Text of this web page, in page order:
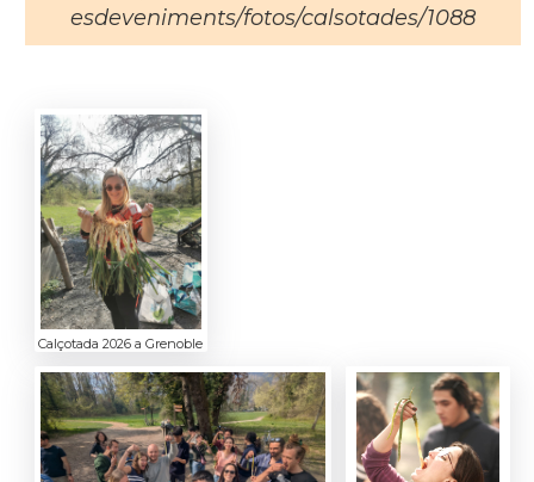
esdeveniments/fotos/calsotades/1088
Calçotada 2026 a Grenoble